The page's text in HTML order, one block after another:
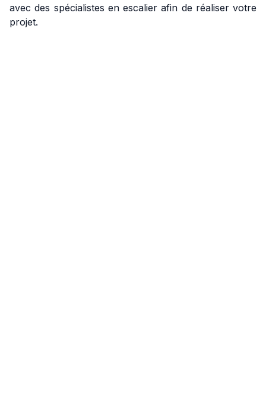
avec des spécialistes en escalier afin de réaliser votre
projet.